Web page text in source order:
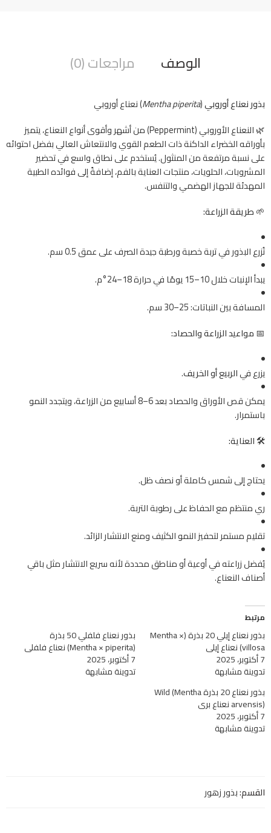
الوصف مراجعات (0)
بذور نعناع أوروبي(
Mentha piperita) نعناع أوروبي
🌿 النعناع الأوروبي (Peppermint) من أشهر وأقوى أنواع النعناع، يتميز
بأوراقه الخضراء الداكنة ذات الطعم القوي والانتعاش العالي بفضل احتوائه
على نسبة مرتفعة من المنثول. يُستخدم على نطاق واسع في تحضير
المشروبات، الحلويات، منتجات العناية بالفم، إضافةً إلى فوائده الطبية
المهدئة للجهاز الهضمي والتنفس.
🌱طريقة الزراعة:
تُزرع البذور في تربة خصبة ورطبة جيدة الصرف على عمق 0.5 سم.
يبدأ الإنبات خلال 10–15 يومًا في حرارة 18–24°م.
المسافة بين النباتات: 25–30 سم.
📅مواعيد الزراعة والحصاد:
يزرع فيالربيع أو الخريف.
يمكن قص الأوراق والحصاد بعد 6–8 أسابيع من الزراعة، ويتجدد النمو
باستمرار.
🛠️العناية:
يحتاج إلى شمس كاملة أو نصف ظل.
ري منتظم مع الحفاظ على رطوبة التربة.
تقليم مستمر لتحفيز النمو الكثيف ومنع الانتشار الزائد.
يُفضل زراعته في أوعية أو مناطق محددة لأنه سريع الانتشار مثل باقي
أصناف النعناع.
مرتبط
بذور نعناع إيلي 20 بذرة (Mentha ×
villosa) نعناع إيلي
7 أكتوبر، 2025
تدوينة مشابهة
بذور نعناع فلفلي 50 بذرة
(Mentha × piperita) نعناع فلفلي
7 أكتوبر، 2025
تدوينة مشابهة
بذور نعناع 20 بذرة Wild (Mentha
arvensis) نعناع بري
7 أكتوبر، 2025
تدوينة مشابهة
القسم:بذور زهور